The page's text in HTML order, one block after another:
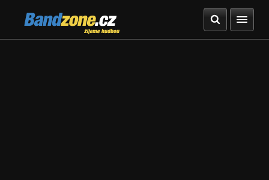
Bandzone.cz
žijeme hudbou